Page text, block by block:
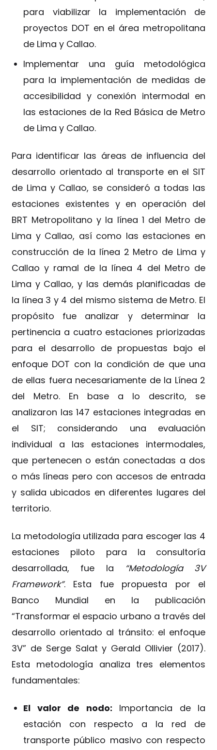
para viabilizar la implementación de
proyectos DOT en el área metropolitana
de Lima y Callao.
Implementar una guía metodológica
para la implementación de medidas de
accesibilidad y conexión intermodal en
las estaciones de la Red Básica de Metro
de Lima y Callao.
Para identificar las áreas de influencia del
desarrollo orientado al transporte en el SIT
de Lima y Callao, se consideró a todas las
estaciones existentes y en operación del
BRT Metropolitano y la línea 1 del Metro de
Lima y Callao, así como las estaciones en
construcción de la línea 2 Metro de Lima y
Callao y ramal de la línea 4 del Metro de
Lima y Callao, y las demás planificadas de
la línea 3 y 4 del mismo sistema de Metro. El
propósito fue analizar y determinar la
pertinencia a cuatro estaciones priorizadas
para el desarrollo de propuestas bajo el
enfoque DOT con la condición de que una
de ellas fuera necesariamente de la Línea 2
del Metro. En base a lo descrito, se
analizaron las 147 estaciones integradas en
el SIT; considerando una evaluación
individual a las estaciones intermodales,
que pertenecen o están conectadas a dos
o más líneas pero con accesos de entrada
y salida ubicados en diferentes lugares del
territorio.
La metodología utilizada para escoger las 4
estaciones piloto para la consultoría
desarrollada, fue la “Metodología 3V
Framework”. Esta fue propuesta por el
Banco Mundial en la publicación
“Transformar el espacio urbano a través del
desarrollo orientado al tránsito: el enfoque
3V” de Serge Salat y Gerald Ollivier (2017).
Esta metodología analiza tres elementos
fundamentales:
El valor de nodo: Importancia de la
estación con respecto a la red de
transporte público masivo con respecto